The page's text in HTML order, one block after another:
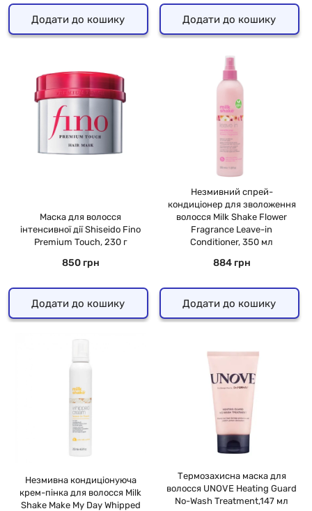
Додати до кошику Додати до кошику
Маска для волосся
інтенсивної дії Shiseido Fino
Premium Touch, 230 г
850 грн
Додати до кошику
Незмивний спрей-
кондиціонер для зволоження
волосся Milk Shake Flower
Fragrance Leave-іn
Conditioner, 350 мл
884 грн
Додати до кошику
Незмивна кондиціонуюча
крем-пінка для волосся Milk
Shake Make My Day Whipped
Термозахисна маска для
волосся UNOVE Heating Guard
No-Wash Treatment,147 мл